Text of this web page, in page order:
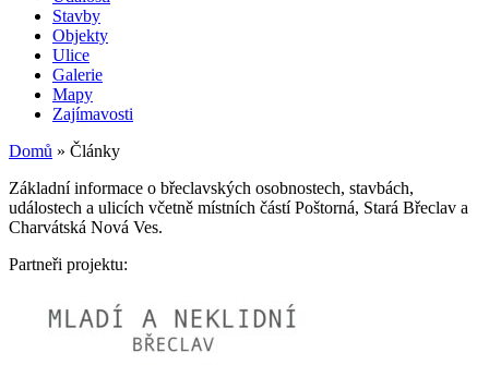
Stavby
Objekty
Ulice
Galerie
Mapy
Zajímavosti
Domů » Články
Základní informace o břeclavských osobnostech, stavbách,
událostech a ulicích včetně místních částí Poštorná, Stará Břeclav a
Charvátská Nová Ves.
Partneři projektu: